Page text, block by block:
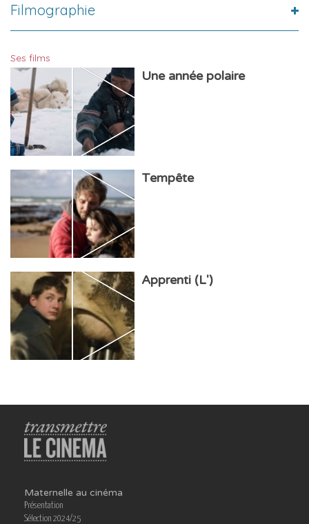
Filmographie
Ses films
Une année polaire
Tempête
Apprenti (L')
Maternelle au cinéma
Présentation
Sélection 2024/25